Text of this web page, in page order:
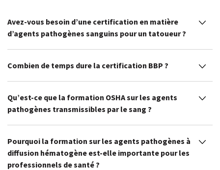
Avez-vous besoin d’une certification en matière
d’agents pathogènes sanguins pour un tatoueur ?
Combien de temps dure la certification BBP ?
Qu’est-ce que la formation OSHA sur les agents
pathogènes transmissibles par le sang ?
Pourquoi la formation sur les agents pathogènes à
diffusion hématogène est-elle importante pour les
professionnels de santé ?